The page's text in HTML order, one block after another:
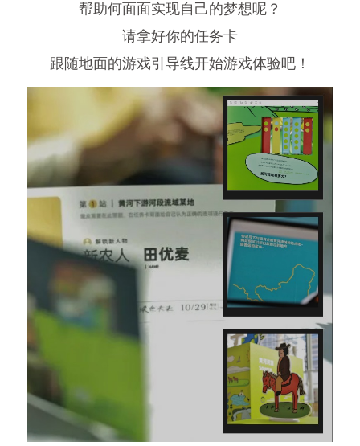
帮助何面面实现自己的梦想呢？
请拿好你的任务卡
跟随地面的游戏引导线开始游戏体验吧！